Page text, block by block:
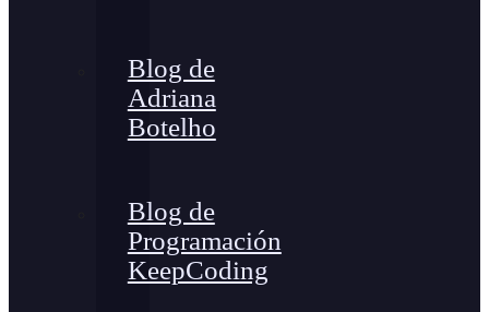
Blog de
Adriana
Botelho
Blog de
Programación
KeepCoding